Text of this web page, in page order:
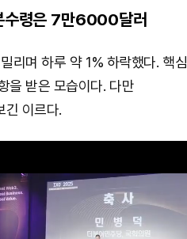
수령은 7만6000달러
리며 하루 약 1% 하락했다. 핵심
을 받은 모습이다. 다만
긴 이르다.